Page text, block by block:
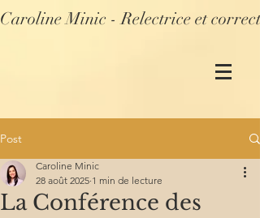
Caroline Minic - Relectrice et
Post
La Conférence des
Caroline Minic
28 août 2025 1 min de lecture